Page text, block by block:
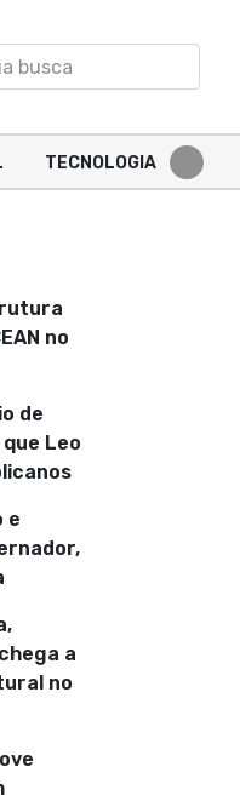
TECNOLOGIA
no
de
Leo
e
a
no